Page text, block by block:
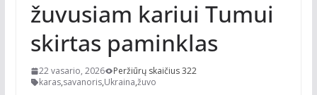
žuvusiam kariui Tumui
skirtas paminklas
22 vasario, 2026
Peržiūrų skaičius 322
karas,savanoris,Ukraina,žuvo